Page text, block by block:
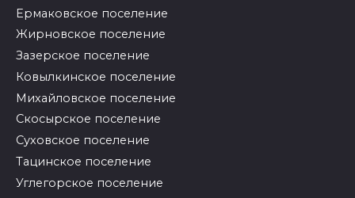
Ермаковское поселение
Жирновское поселение
Зазерское поселение
Ковылкинское поселение
Михайловское поселение
Скосырское поселение
Суховское поселение
Тацинское поселение
Углегорское поселение